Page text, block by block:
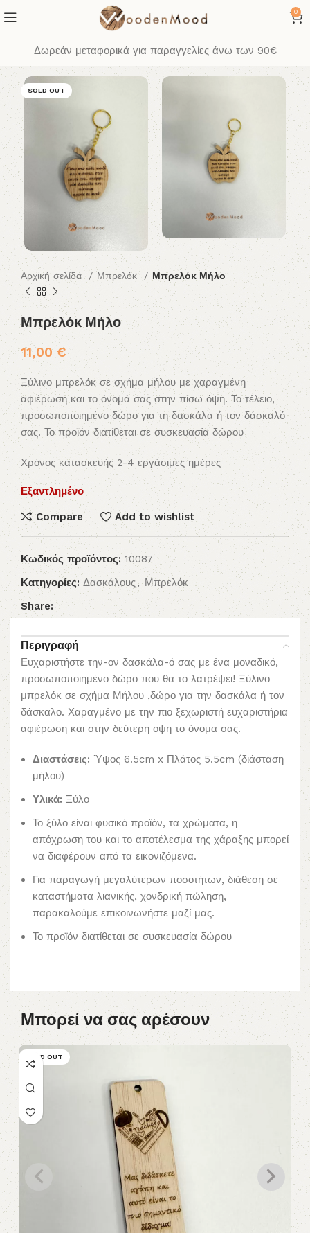
0
Δωρεάν μεταφορικά για παραγγελίες άνω των 90€
SOLD OUT
Αρχική σελίδα Μπρελόκ Μπρελόκ Μήλο
Μπρελόκ Μήλο
11,00 €
Ξύλινο μπρελόκ σε σχήμα μήλου με χαραγμένη
αφιέρωση και το όνομά σας στην πίσω όψη. Το τέλειο,
προσωποποιημένο δώρο για τη δασκάλα ή τον δάσκαλό
σας. Το προϊόν διατίθεται σε συσκευασία δώρου
Χρόνος κατασκευής 2-4 εργάσιμες ημέρες
Εξαντλημένο
Compare Add to wishlist
Κωδικός προϊόντος: 10087
Κατηγορίες: Δασκάλους, Μπρελόκ
Share:
Περιγραφή
Ευχαριστήστε την-ον δασκάλα-ό σας με ένα μοναδικό,
προσωποποιημένο δώρο που θα το λατρέψει! Ξύλινο
μπρελόκ σε σχήμα Μήλου ,δώρο για την δασκάλα ή τον
δάσκαλο. Χαραγμένο με την πιο ξεχωριστή ευχαριστήρια
αφιέρωση και στην δεύτερη οψη το όνομα σας.
Διαστάσεις: Ύψος 6.5cm x Πλάτος 5.5cm (διάσταση
μήλου)
Υλικά: Ξύλο
Το ξύλο είναι φυσικό προϊόν, τα χρώματα, η
απόχρωση του και το αποτέλεσμα της χάραξης μπορεί
να διαφέρουν από τα εικονιζόμενα.
Για παραγωγή μεγαλύτερων ποσοτήτων, διάθεση σε
καταστήματα λιανικής, χονδρική πώληση,
παρακαλούμε επικοινωνήστε μαζί μας.
Το προϊόν διατίθεται σε συσκευασία δώρου
Μπορεί να σας αρέσουν
SOLD OUT